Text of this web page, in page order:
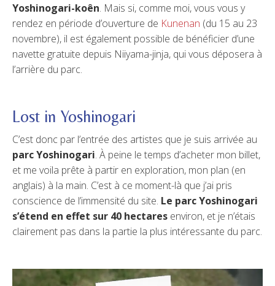
Yoshinogari-koên. Mais si, comme moi, vous vous y
rendez en période d’ouverture de Kunenan (du 15 au 23
novembre), il est également possible de bénéficier d’une
navette gratuite depuis Niiyama-jinja, qui vous déposera à
l’arrière du parc.
Lost in Yoshinogari
C’est donc par l’entrée des artistes que je suis arrivée au
parc Yoshinogari. À peine le temps d’acheter mon billet,
et me voila prête à partir en exploration, mon plan (en
anglais) à la main. C’est à ce moment-là que j’ai pris
conscience de l’immensité du site. Le parc Yoshinogari
s’étend en effet sur 40 hectares environ, et je n’étais
clairement pas dans la partie la plus intéressante du parc.